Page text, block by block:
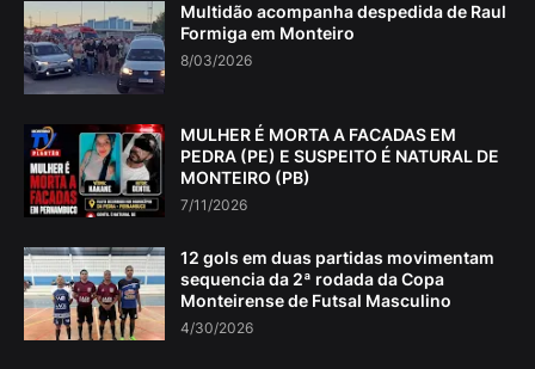
Multidão acompanha despedida de Raul
Formiga em Monteiro
8/03/2026
MULHER É MORTA A FACADAS EM
PEDRA (PE) E SUSPEITO É NATURAL DE
MONTEIRO (PB)
7/11/2026
12 gols em duas partidas movimentam
sequencia da 2ª rodada da Copa
Monteirense de Futsal Masculino
4/30/2026